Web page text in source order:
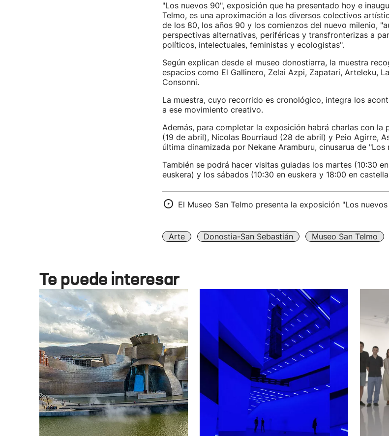
"Los nuevos 90", exposición que ha presentado hoy e
Telmo, es una aproximación a los diversos colectivos
de los 80, los años 90 y los comienzos del nuevo milenio,
perspectivas alternativas, periféricas y transfronterizas a
políticos, intelectuales, feministas y ecologistas".
Según explican desde el museo donostiarra, la muestra
espacios como El Gallinero, Zelai Azpi, Zapatari, Arteleku,
Consonni.
La muestra, cuyo recorrido es cronológico, integra los
a ese movimiento creativo.
Además, para completar la exposición habrá charlas con la
(19 de abril), Nicolas Bourriaud (28 de abril) y Peio Agirre,
última dinamizada por Nekane Aramburu, cinusarua de "Los
También se podrá hacer visitas guiadas los martes (10:30
euskera) y los sábados (10:30 en euskera y 18:00 en
El Museo San Telmo presenta la exposición "Los
Arte Donostia-San Sebastián Museo San Telmo
Te puede interesar